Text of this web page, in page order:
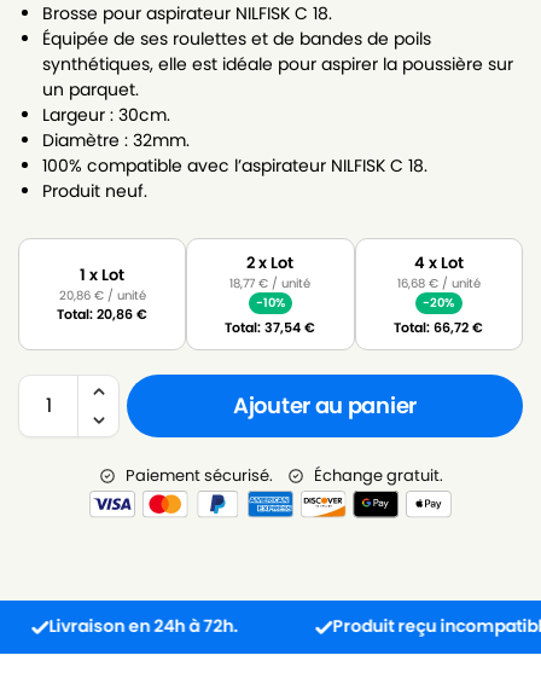
Brosse pour aspirateur NILFISK C 18.
Équipée de ses roulettes et de bandes de poils
synthétiques, elle est idéale pour aspirer la poussière sur
un parquet.
Largeur : 30cm.
Diamètre : 32mm.
100% compatible avec l’aspirateur NILFISK C 18.
Produit neuf.
1 x Lot
20,86 €/ unité
Total:20,86€
2 x Lot
18,77€ / unité
-10%
Total:37,54€
4 x Lot
16,68 €/ unité
-20%
Total:66,72€
Ajouter au panier
Paiement sécurisé. Échange gratuit.
Livraison en 24h à 72h. Produit reçu incompatible ?